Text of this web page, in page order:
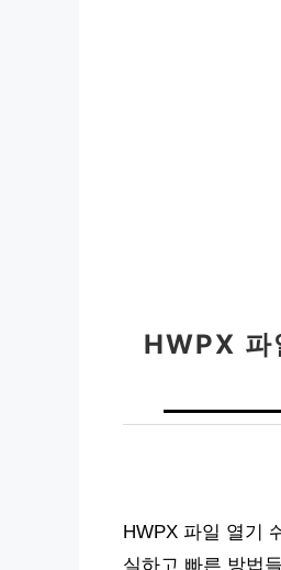
HWPX 파
HWPX 파일 열기
실하고 빠른 방법